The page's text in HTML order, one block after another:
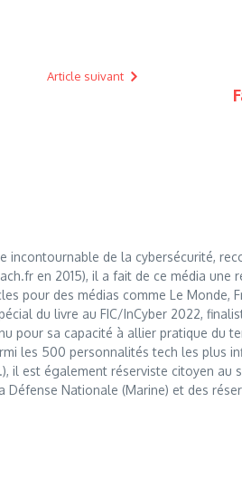
Article suivant
incontournable de la cybersécurité,
en 2015), il a fait de ce média une
pour des médias comme Le Monde,
du livre au FIC/InCyber 2022,
pour sa capacité à allier pratique du
les 500 personnalités tech les plus
il est également réserviste citoyen
Nationale (Marine) et des